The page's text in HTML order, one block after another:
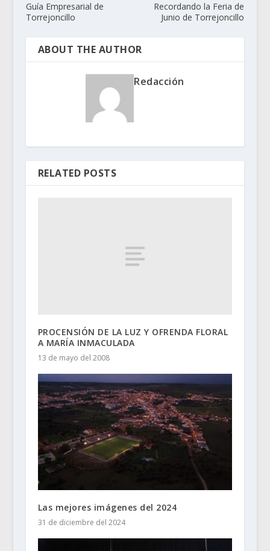
Guía Empresarial de
Torrejoncillo
Recordando la Feria de
Junio de Torrejoncillo
ABOUT THE AUTHOR
Redacción
RELATED POSTS
PROCENSIÓN DE LA LUZ Y OFRENDA FLORAL
A MARÍA INMACULADA
13 de mayo del 2008
Las mejores imágenes del 2024
31 de diciembre del 2024